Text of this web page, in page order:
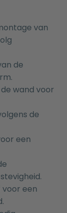
van
de
wand voor
de
een
voor een